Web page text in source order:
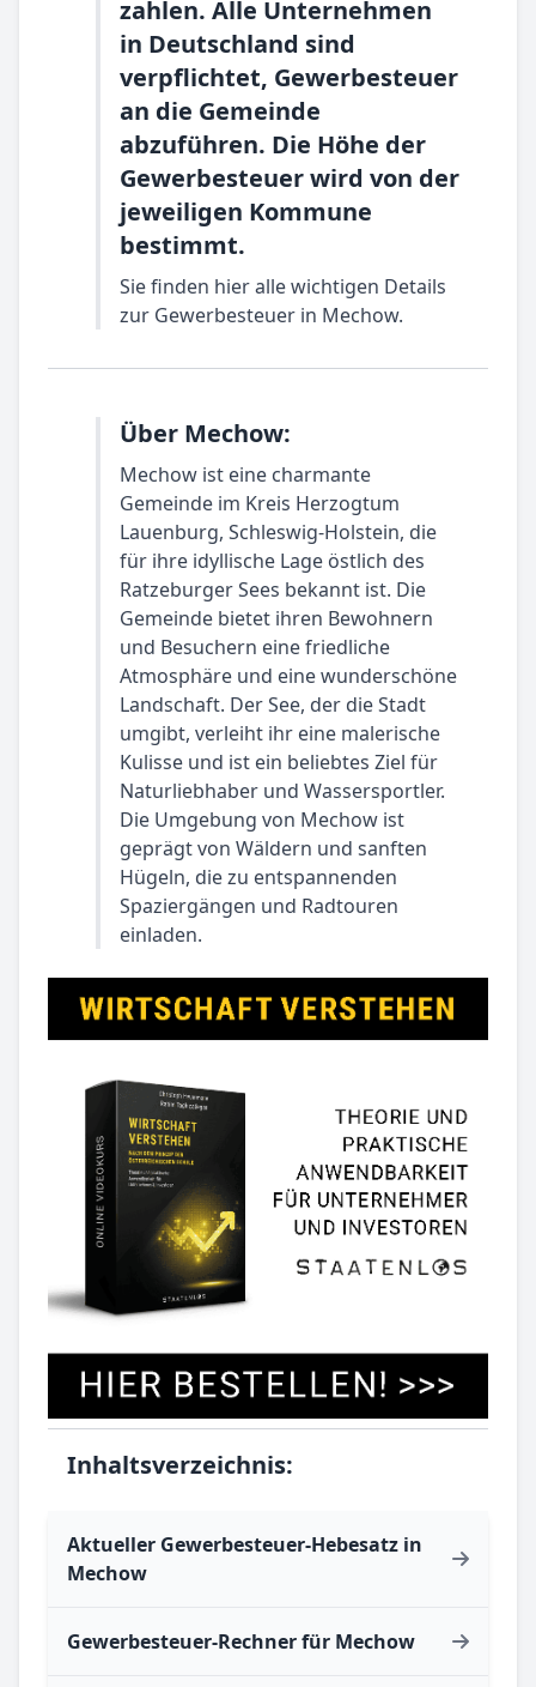
zahlen. Alle Unternehmen
in Deutschland sind
verpflichtet, Gewerbesteuer
an die Gemeinde
abzuführen. Die Höhe der
Gewerbesteuer wird von der
jeweiligen Kommune
bestimmt.
Sie finden hier alle wichtigen Details
zur Gewerbesteuer in Mechow.
Über Mechow:
Mechow ist eine charmante
Gemeinde im Kreis Herzogtum
Lauenburg, Schleswig-Holstein, die
für ihre idyllische Lage östlich des
Ratzeburger Sees bekannt ist. Die
Gemeinde bietet ihren Bewohnern
und Besuchern eine friedliche
Atmosphäre und eine wunderschöne
Landschaft. Der See, der die Stadt
umgibt, verleiht ihr eine malerische
Kulisse und ist ein beliebtes Ziel für
Naturliebhaber und Wassersportler.
Die Umgebung von Mechow ist
geprägt von Wäldern und sanften
Hügeln, die zu entspannenden
Spaziergängen und Radtouren
einladen.
Inhaltsverzeichnis:
Aktueller Gewerbesteuer-Hebesatz in
Mechow
Gewerbesteuer-Rechner für Mechow